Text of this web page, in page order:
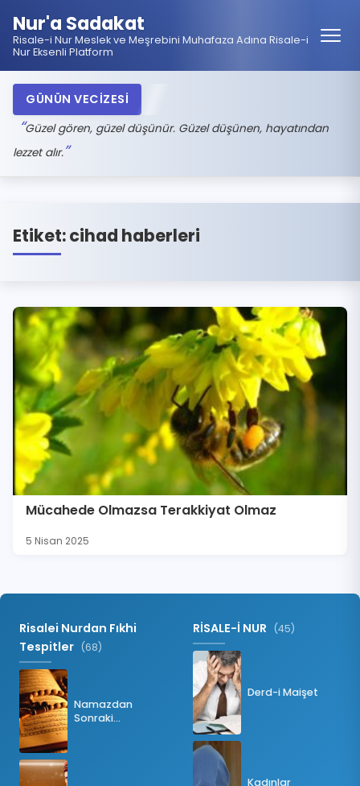
Nur'a Sadakat
Risale-i Nur Meslek ve Meşrebini Muhafaza Adına Risale-i
Nur Eksenli Platform
GÜNÜN VECİZESİ
Güzel gören, güzel düşünür. Güzel düşünen, hayatından
lezzet alır.
Etiket:cihad haberleri
Mücahede Olmazsa Terakkiyat Olmaz
5 Nisan 2025
Risalei Nurdan Fıkhi
Tespitler (68)
Namazdan
Sonraki
RİSALE-İ NUR (45)
Derd-i Maişet
Kadınlar